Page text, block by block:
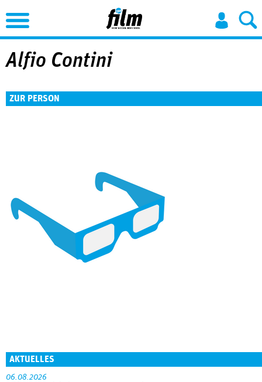
Jump to Navigation
Alfio Contini
ZUR PERSON
AKTUELLES
06.08.2026